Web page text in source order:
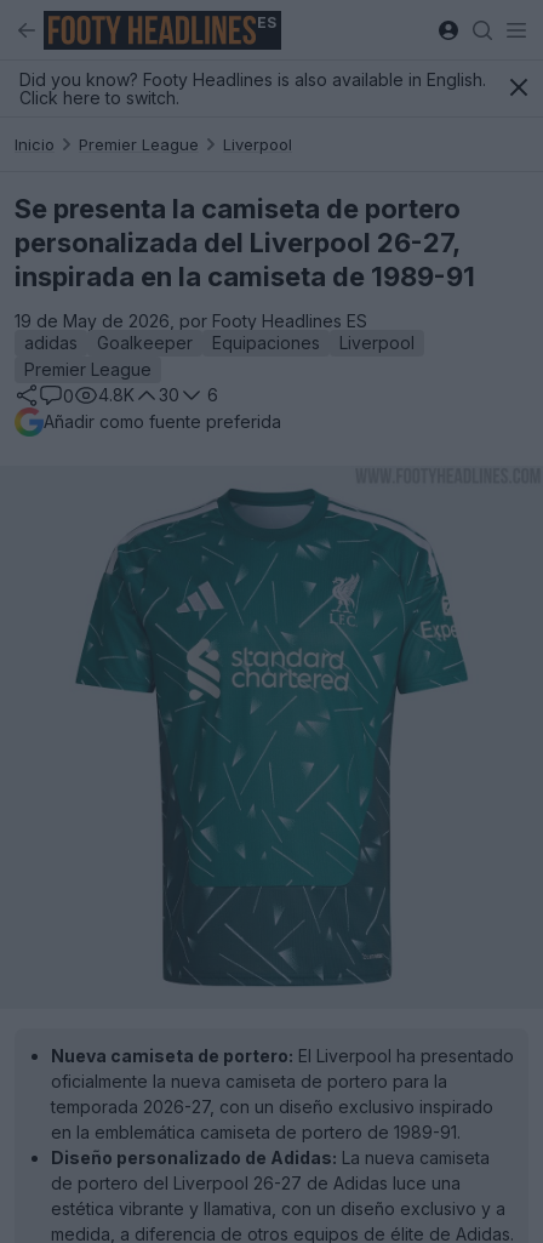
ES
Did you know? Footy Headlines is also available in English.
Click here to switch.
Inicio Premier League Liverpool
Se presenta la camiseta de portero
personalizada del Liverpool 26-27,
inspirada en la camiseta de 1989-91
19 de May de 2026, por Footy Headlines ES
adidas
Goalkeeper Equipaciones
Liverpool
Premier League
0
4.8K 30
6
Añadir como fuente preferida
Nueva camiseta de portero: El Liverpool ha presentado
oficialmente la nueva camiseta de portero para la
temporada 2026-27, con un diseño exclusivo inspirado
en la emblemática camiseta de portero de 1989-91.
Diseño personalizado de Adidas: La nueva camiseta
de portero del Liverpool 26-27 de Adidas luce una
estética vibrante y llamativa, con un diseño exclusivo y a
medida, a diferencia de otros equipos de élite de Adidas.